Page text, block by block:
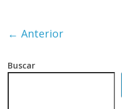
← Anterior
Buscar